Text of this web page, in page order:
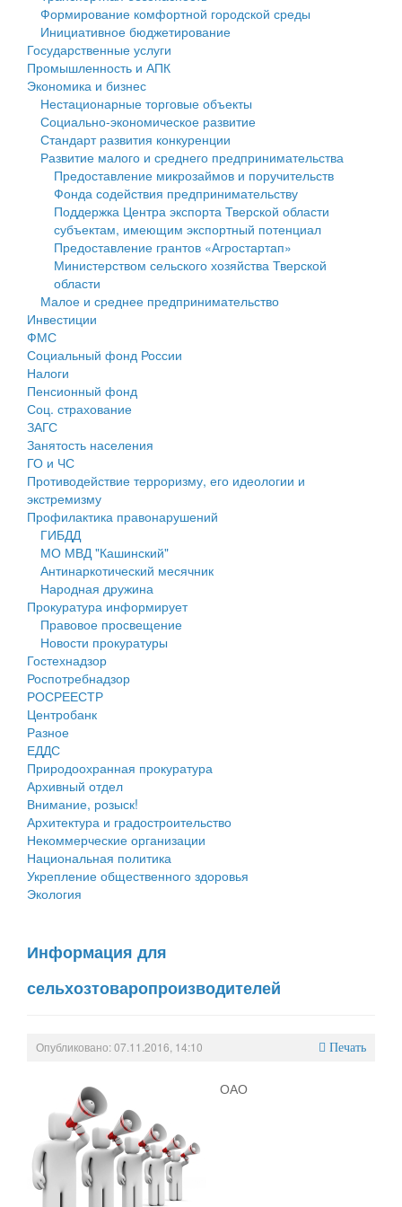
Государственные услуги
Промышленность и АПК
Экономика и бизнес
Символика
Устав
Гостям округа
Туризм
Культура
Образование
Здравоохранение
Социальная защита
Фотоальбом
муниципального округа Тверской области
Администрация Кашинского муниципального округа
Тверской области
Управление сельскими территориями
Открытые данные
Работа с обращениями граждан
Муниципальный контроль
Муниципальные услуги
Проекты административных регламентов
Антимонопольный комплаенс
Противодействие коррупции
Финансовое управление
Бюджет для граждан
Имущество
Выявление правообладателей ранее учтенных
объектов недвижимости
Имущественная поддержка субъектов малого и
среднего предпринимательства
Информационная поддержка субъектов малого и
среднего предпринимательства
Муниципальные программы
Контрольно-счетная палата
Персональные данные
Оценка регулирующего воздействия
Деятельность МУ
Нормативы градостроительного проектирования
Правила землепользования и застройки
Генеральные планы
Проекты планировки территории
Собрание депутатов
Городское поселение
Сельские поселения
Формирование комфортной городской среды
Инициативное бюджетирование
Государственные услуги
Промышленность и АПК
Экономика и бизнес
Нестационарные торговые объекты
Социально-экономическое развитие
Стандарт развития конкуренции
Развитие малого и среднего предпринимательства
Предоставление микрозаймов и поручительств
Фонда содействия предпринимательству
Поддержка Центра экспорта Тверской области
субъектам, имеющим экспортный потенциал
Предоставление грантов «Агростартап»
Министерством сельского хозяйства Тверской
области
Малое и среднее предпринимательство
Инвестиции
ФМС
Социальный фонд России
Налоги
Пенсионный фонд
Соц. страхование
ЗАГС
Занятость населения
ГО и ЧС
Противодействие терроризму, его идеологии и
экстремизму
Профилактика правонарушений
ГИБДД
МО МВД "Кашинский"
Антинаркотический месячник
Народная дружина
Прокуратура информирует
Правовое просвещение
Новости прокуратуры
Гостехнадзор
Роспотребнадзор
РОСРЕЕСТР
Центробанк
Разное
ЕДДС
Природоохранная прокуратура
Архивный отдел
Внимание, розыск!
Архитектура и градостроительство
Некоммерческие организации
Национальная политика
Укрепление общественного здоровья
Экология
Информация для
сельхозтоваропроизводителей
Опубликовано: 07.11.2016, 14:10 Печать
ОАО